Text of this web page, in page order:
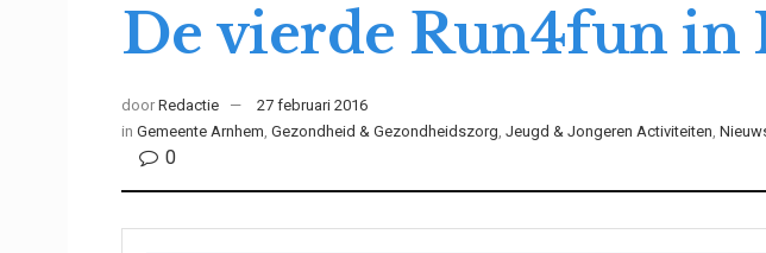
De vierde Run4fun in
door Redactie
27 februari 2016
in Gemeente Arnhem, Gezondheid & Gezondheidszorg, Jeugd & Jongeren Activiteiten,
0